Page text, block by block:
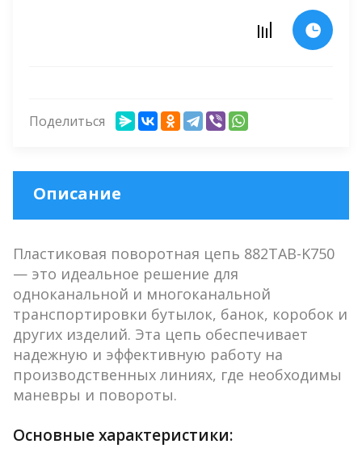
Поделиться
Описание
Пластиковая поворотная цепь 882TAB-K750
— это идеальное решение для
одноканальной и многоканальной
транспортировки бутылок, банок, коробок и
других изделий. Эта цепь обеспечивает
надежную и эффективную работу на
производственных линиях, где необходимы
маневры и повороты.
Основные характеристики: